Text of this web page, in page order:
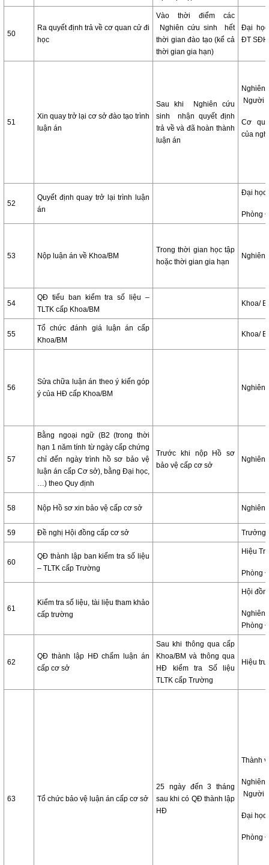
50
Ra quyết định trả về cơ quan cử đi
học
Vào thời điểm các
Nghiên cứu sinh hết
thời gian đào tạo (kể cả
thời gian gia hạn)
Đại
ĐT SĐH
51
Xin quay trở lại cơ sở đào tạo trình
luận án
Sau khi Nghiên cứu
sinh nhận quyết định
trả về và đã hoàn thành
luận án
Người
Cơ
của
52
Quyết định quay trở lại trình luận
án
Đại học
Phòng
53 Nộp luận án về Khoa/BM
Trong thời gian học tập
hoặc thời gian gia hạn
Nghiên
54
QĐ tiểu ban kiểm tra số liệu –
TLTK cấp Khoa/BM
Khoa/
55
Tổ chức đánh giá luận án cấp
Khoa/BM
Khoa/
56
Sửa chữa luận án theo ý kiến góp
ý của HĐ cấp Khoa/BM
Nghiên
57
Bằng ngoại ngữ (B2 (trong thời
hạn 1 năm tính từ ngày cấp chứng
chỉ đến ngày trình hồ sơ bảo vệ
luận án cấp Cơ sở), bằng Đại học,
…) theo Quy định
Trước khi nộp Hồ sơ
bảo vệ cấp cơ sở
58 Nộp Hồ sơ xin bảo vệ cấp cơ sở Nghiên
59 Đề nghị Hội đồng cấp cơ sở Trưởng
60
QĐ thành lập ban kiểm tra số liệu
– TLTK cấp Trường
Hiệu
Phòng
61
Kiểm tra số liệu, tài liệu tham khảo
cấp trường
Hội
Phòng
62
QĐ thành lập HĐ chấm luận án
cấp cơ sở
Sau khi thông qua cấp
Khoa/BM và thông qua
HĐ kiểm tra Số liệu
TLTK cấp Trường
Hiệu
63 Tổ chức bảo vệ luận án cấp cơ sở
25 ngày đến 3 tháng
sau khi có QĐ thành lập
HĐ
Thành
Người
Đại học
Phòng